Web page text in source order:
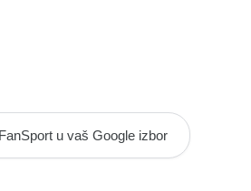
u vaš Google izbor